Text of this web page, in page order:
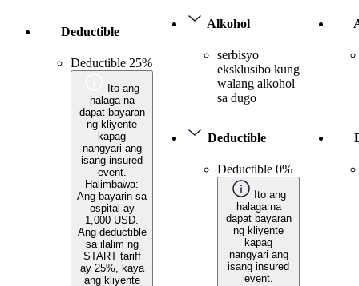
Deductible
Deductible 25%
Ito ang
halaga na
dapat bayaran
ng kliyente
kapag
nangyari ang
isang insured
event.
Halimbawa:
Ang bayarin sa
ospital ay
1,000 USD.
Ang deductible
sa ilalim ng
START tariff
ay 25%, kaya
ang kliyente
Alkohol
serbisyo
eksklusibo kung
walang alkohol
sa dugo
Deductible
Deductible 0%
Ito ang
halaga na
dapat bayaran
ng kliyente
kapag
nangyari ang
isang insured
event.